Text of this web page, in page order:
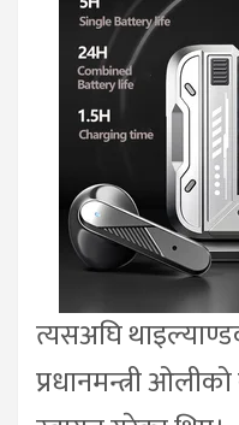
त्यसअघि
प्रधानमन्त्री